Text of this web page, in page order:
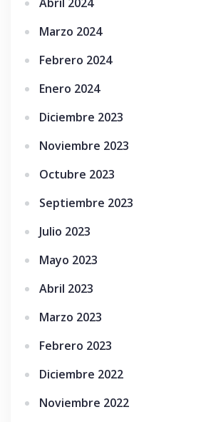
Marzo 2024
Febrero 2024
Enero 2024
Diciembre 2023
Noviembre 2023
Octubre 2023
Septiembre 2023
Julio 2023
Mayo 2023
Abril 2023
Marzo 2023
Febrero 2023
Diciembre 2022
Noviembre 2022